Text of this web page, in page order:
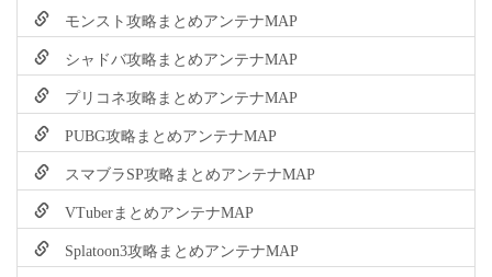
モンスト攻略まとめアンテナMAP
シャドバ攻略まとめアンテナMAP
プリコネ攻略まとめアンテナMAP
PUBG攻略まとめアンテナMAP
スマブラSP攻略まとめアンテナMAP
VTuberまとめアンテナMAP
Splatoon3攻略まとめアンテナMAP